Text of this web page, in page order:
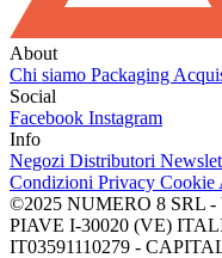
About
Chi siamo Packaging
Social
Facebook Instagram
Info
Negozi Distributori
Condizioni Privacy Cookie
©2025 NUMERO 8 SRL
PIAVE I-30020 (VE)
IT03591110279 -